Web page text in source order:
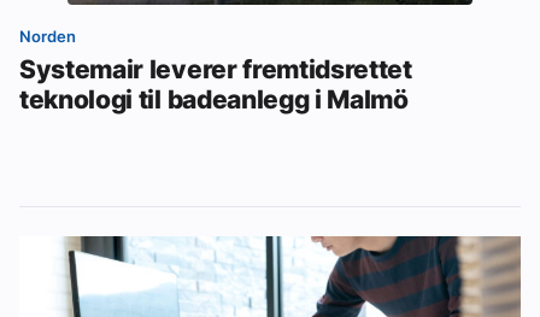
Norden
Systemair leverer fremtidsrettet
teknologi til badeanlegg i Malmö